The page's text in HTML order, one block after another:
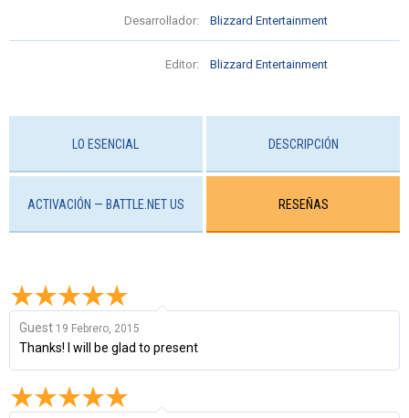
Desarrollador: Blizzard Entertainment
Editor: Blizzard Entertainment
LO ESENCIAL DESCRIPCIÓN
ACTIVACIÓN — BATTLE.NET US RESEÑAS
Guest 19 Febrero, 2015
Thanks! I will be glad to present